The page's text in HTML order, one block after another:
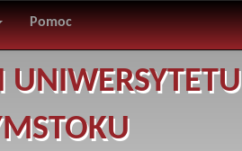
Pomoc
UNIWERSYTETU